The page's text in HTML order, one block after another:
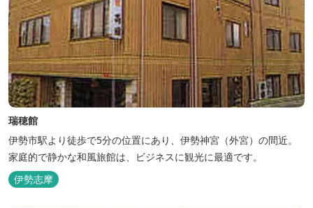
瑞穂館
伊勢市駅より徒歩で5分の位置にあり、伊勢神宮（外宮）の間近。
家庭的で静かな和風旅館は、ビジネスに観光に最適です。
伊勢志摩